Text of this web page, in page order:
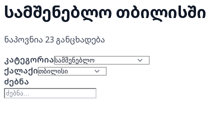
სამშენებლო თბილისში
ნაპოვნია 23 განცხადება
კატეგორია
ქალაქი
ძებნა